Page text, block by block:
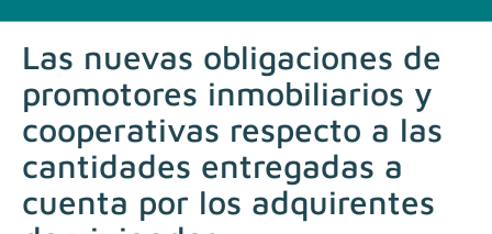
Las nuevas obligaciones de
promotores inmobiliarios y
cooperativas respecto a las
cantidades entregadas a
cuenta por los adquirentes